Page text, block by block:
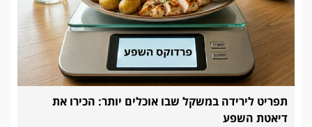
תפריט לירידה במשקל שבו אוכלים יותר: הכירו את
דיאטת השפע